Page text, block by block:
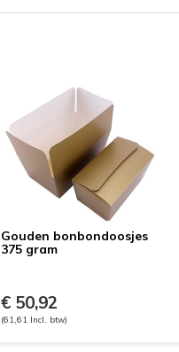
Gouden bonbondoosjes
375 gram
€ 50,92
(61,61 Incl. btw)